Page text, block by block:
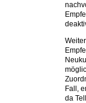
Fall,
da